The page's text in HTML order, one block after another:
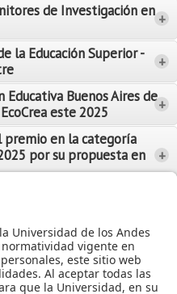
de Investigación en +
Más
la Educación Superior -
+
Buenos Aires de
este 2025
+
premio en la categoría
por su propuesta en
+